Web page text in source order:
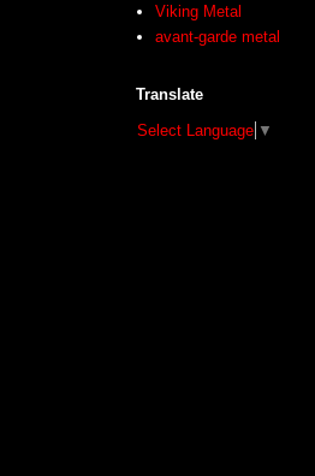
Viking Metal
avant-garde metal
Translate
Select Language ▼